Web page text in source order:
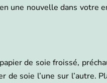
une nouvelle dans votre
de soie froissé,
soie l’une sur l’autre.